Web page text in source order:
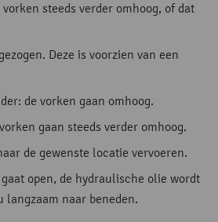
steeds verder omhoog, of dat
Deze is voorzien van een
de vorken gaan omhoog.
gaan steeds verder omhoog.
de gewenste locatie vervoeren.
open, de hydraulische olie wordt
naar beneden.